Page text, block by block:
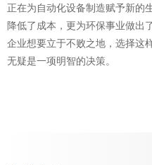
正在为自动化设备制造赋予新的
降低了成本，更为环保事业做出
企业想要立于不败之地，选择这
无疑是一项明智的决策。